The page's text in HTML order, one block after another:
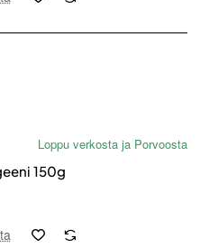
Loppu verkosta ja Porvoosta
150g